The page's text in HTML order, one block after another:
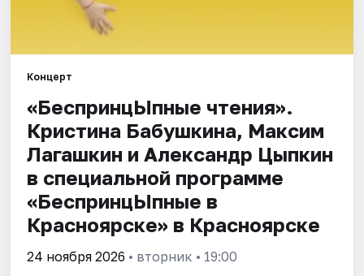
Концерт
«БеспринцЫпные чтения».
Кристина Бабушкина, Максим
Лагашкин и Александр Цыпкин
в специальной программе
«БеспринцЫпные в
Красноярске» в Красноярске
24 ноября 2026 • вторник • 19:00